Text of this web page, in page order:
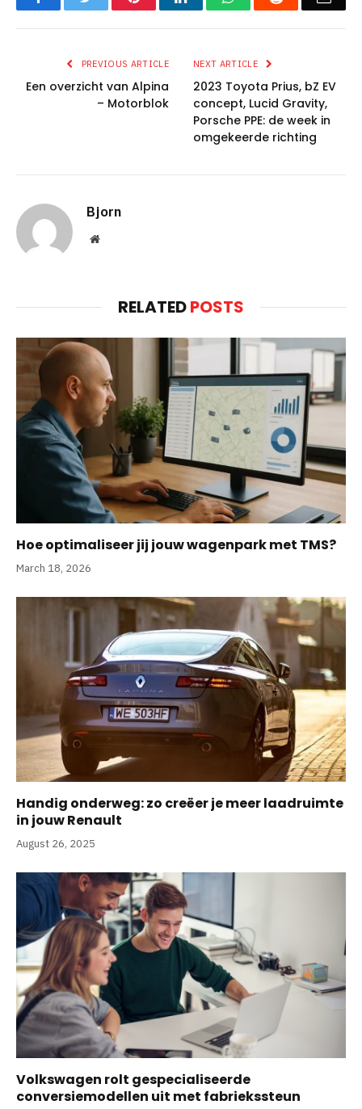
PREVIOUS ARTICLE
Een overzicht van Alpina
– Motorblok
NEXT ARTICLE
2023 Toyota Prius, bZ EV
concept, Lucid Gravity,
Porsche PPE: de week in
omgekeerde richting
Bjorn
Website
RELATEDPOSTS
Hoe optimaliseer jij jouw wagenpark met TMS?
March 18, 2026
Handig onderweg: zo creëer je meer laadruimte
in jouw Renault
August 26, 2025
Volkswagen rolt gespecialiseerde
conversiemodellen uit met fabriekssteun